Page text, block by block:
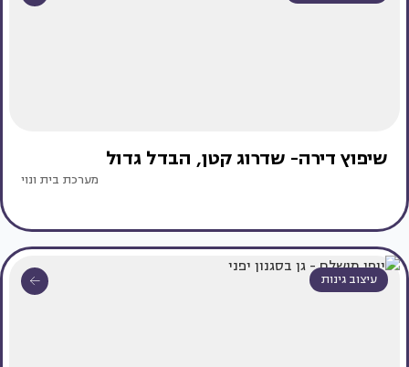
שיפוץ דירה- שדרוג קטן, הבדל גדול
מערכת בית ונוי
עיצוב גינות